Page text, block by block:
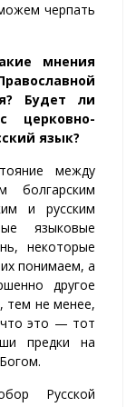
черпать
мнения
Будет ли
церковно-
язык?
между
болгарским
и русским
языковые
некоторые
понимаем, а
другое
тем не менее,
это — тот
предки на
Русской